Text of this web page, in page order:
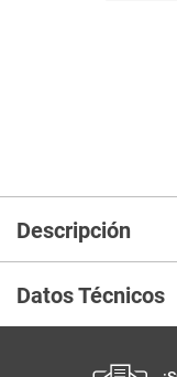
Descripción
Datos Técnicos